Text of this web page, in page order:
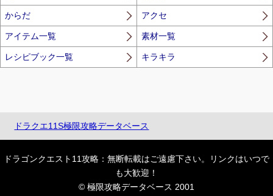
からだ アクセ
アイテム一覧 素材一覧
レシピブック一覧 キラキラ
ドラクエ11S極限攻略データベース
ドラゴンクエスト11攻略：無断転載はご遠慮下さい。リンクはいつで
も大歓迎！
© 極限攻略データベース 2001